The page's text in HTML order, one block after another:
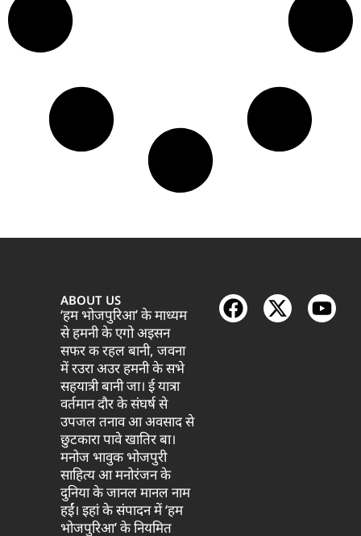
ABOUT US
‘हम भोजपुरिआ’ के माध्यम
से हमनी के एगो अइसन
सफर क रहल बानी, जवना
में रउरा अउर हमनी के सभे
सहयात्री बानी जा। ई यात्रा
वर्तमान दौर के संघर्ष से
उपजल तनाव आ अवसाद से
छुटकारा पावे खातिर बा।
मनोज भावुक भोजपुरी
साहित्य आ मनोरंजन के
दुनिया के जानल मानल नाम
हईं। इहां के संपादन में ‘हम
भोजपुरिआ’ के नियमित